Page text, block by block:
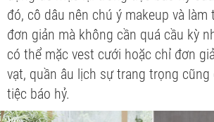
đó, cô dâu nên chú ý makeup và làm
đơn giản mà không cần quá cầu kỳ
có thể mặc vest cưới hoặc chỉ đơn
vạt, quần âu lịch sự trang trọng cũng
tiệc báo hỷ.